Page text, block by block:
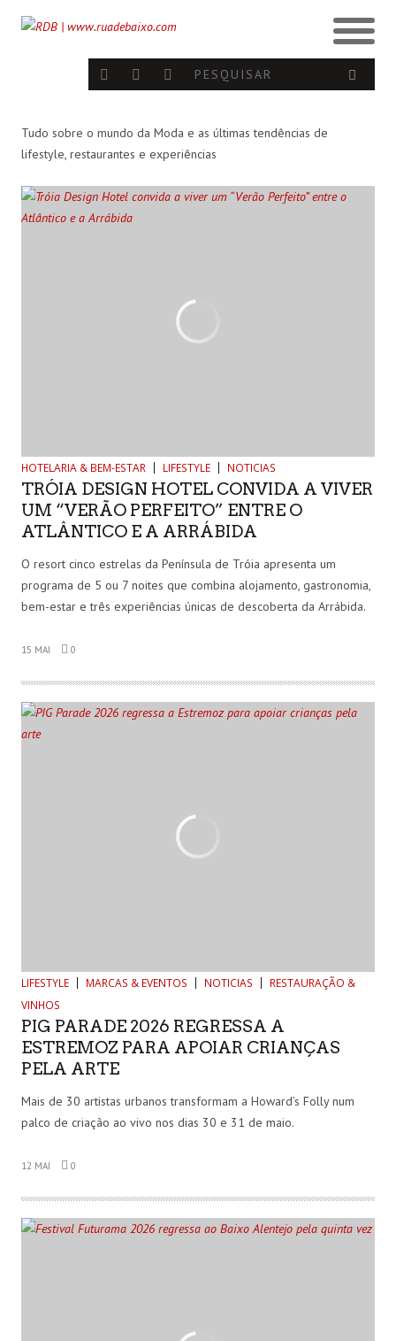
DE LISBOA AO ALGARVE:
RESERVAR ESTE MAIO
ESTAÇÃO MENINA BONITA
“FROM THE OCEAN TO THE
STARS”
A MUSA FAZ OITO ANOS E
FORA DE PORTAS
BISTRO 99 BY CHAKALL
Tudo sobre o mundo da Moda e as últimas tendências de
lifestyle, restaurantes e experiências
HOTELARIA & BEM-ESTAR LIFESTYLE NOTICIAS
TRÓIA DESIGN HOTEL CONVIDA A VIVER
UM “VERÃO PERFEITO” ENTRE O
ATLÂNTICO E A ARRÁBIDA
O resort cinco estrelas da Península de Tróia apresenta um
programa de 5 ou 7 noites que combina alojamento, gastronomia,
bem-estar e três experiências únicas de descoberta da Arrábida.
15 MAI 0
LIFESTYLE MARCAS & EVENTOS NOTICIAS
RESTAURAÇÃO &
VINHOS
PIG PARADE 2026 REGRESSA A
ESTREMOZ PARA APOIAR CRIANÇAS
PELA ARTE
Mais de 30 artistas urbanos transformam a Howard’s Folly num
palco de criação ao vivo nos dias 30 e 31 de maio.
12 MAI 0